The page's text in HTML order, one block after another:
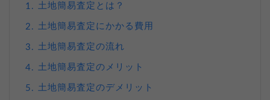
1. 土地簡易査定とは？
2. 土地簡易査定にかかる費用
3. 土地簡易査定の流れ
4. 土地簡易査定のメリット
5. 土地簡易査定のデメリット